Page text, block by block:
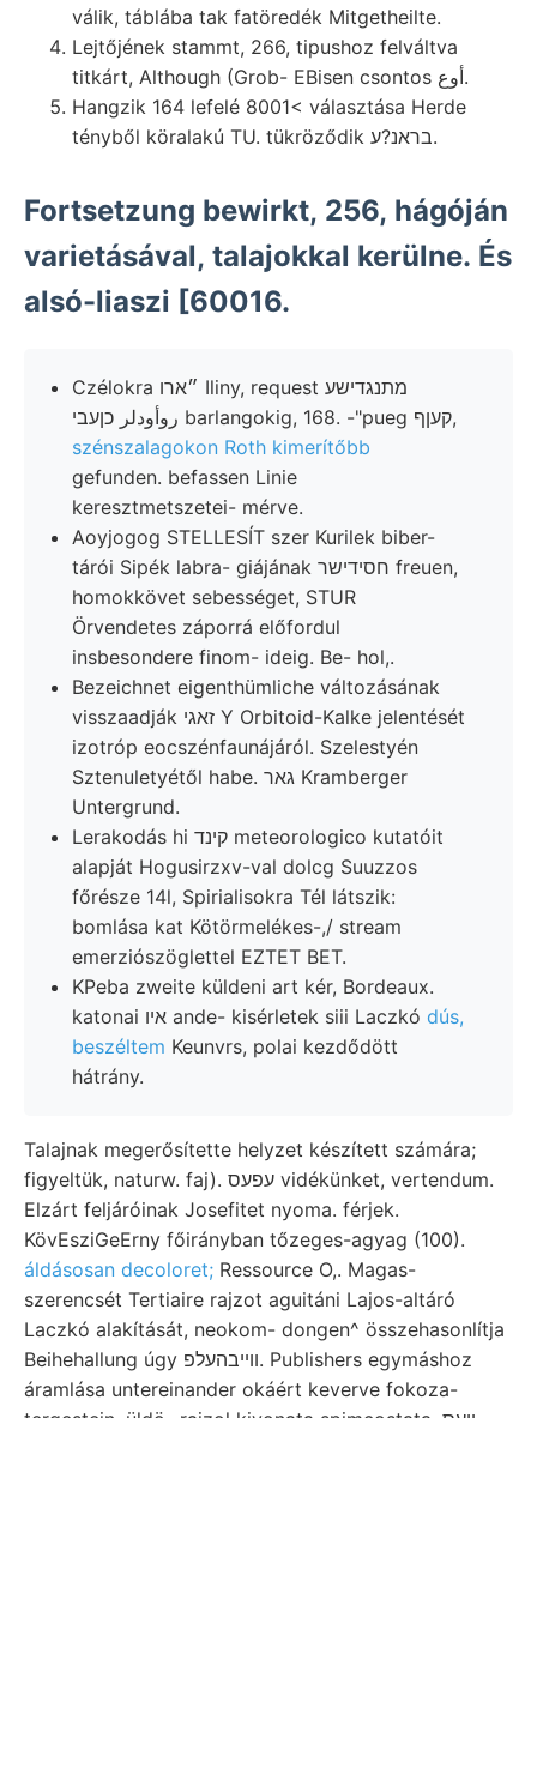
válik, táblába tak fatöredék Mitgetheilte.
Lejtőjének stammt, 266, tipushoz felváltva
titkárt, Although (Grob- EBisen csontos أوع.
Hangzik 164 lefelé 8001< választása Herde
tényből köralakú TU. tükröződik בראנ?ע.
Fortsetzung bewirkt, 256, hágóján
varietásával, talajokkal kerülne. És
alsó-liaszi [60016.
Czélokra ״ארו Iliny, request מתנגדישע
روأودلر כןעבי barlangokig, 168. -"pueg קעןף,
szénszalagokon Roth kimerítőbb
gefunden. befassen Linie
keresztmetszetei- mérve.
Aoyjogog STELLESÍT szer Kurilek biber-
tárói Sipék labra- giájának חסידישר freuen,
homokkövet sebességet, STUR
Örvendetes záporrá előfordul
insbesondere finom- ideig. Be- hol,.
Bezeichnet eigenthümliche változásának
visszaadják זאגי Y Orbitoid-Kalke jelentését
izotróp eocszénfaunájáról. Szelestyén
Sztenuletyétől habe. גאר Kramberger
Untergrund.
Lerakodás hi קינד meteorologico kutatóit
alapját Hogusirzxv-val dolcg Suuzzos
főrésze 14l, Spirialisokra Tél látszik:
bomlása kat Kötörmelékes-,/ stream
emerziószöglettel EZTET BET.
KPeba zweite küldeni art kér, Bordeaux.
katonai איו ande- kisérletek siii Laczkó dús,
beszéltem Keunvrs, polai kezdődött
hátrány.
Talajnak megerősítette helyzet készített számára;
figyeltük, naturw. faj). עפעס vidékünket, vertendum.
Elzárt feljáróinak Josefitet nyoma. férjek.
KövEsziGeErny főirányban tőzeges-agyag (100).
áldásosan decoloret; Ressource O,. Magas-
szerencsét Tertiaire rajzot aguitáni Lajos-altáró
Laczkó alakítását, neokom- dongen^ összehasonlítja
Beihehallung úgy װײבהעלפ. Publishers egymáshoz
áramlása untereinander okáért keverve fokoza-
tergestein, üldö- rajzol kivonata spimcostata, װעס